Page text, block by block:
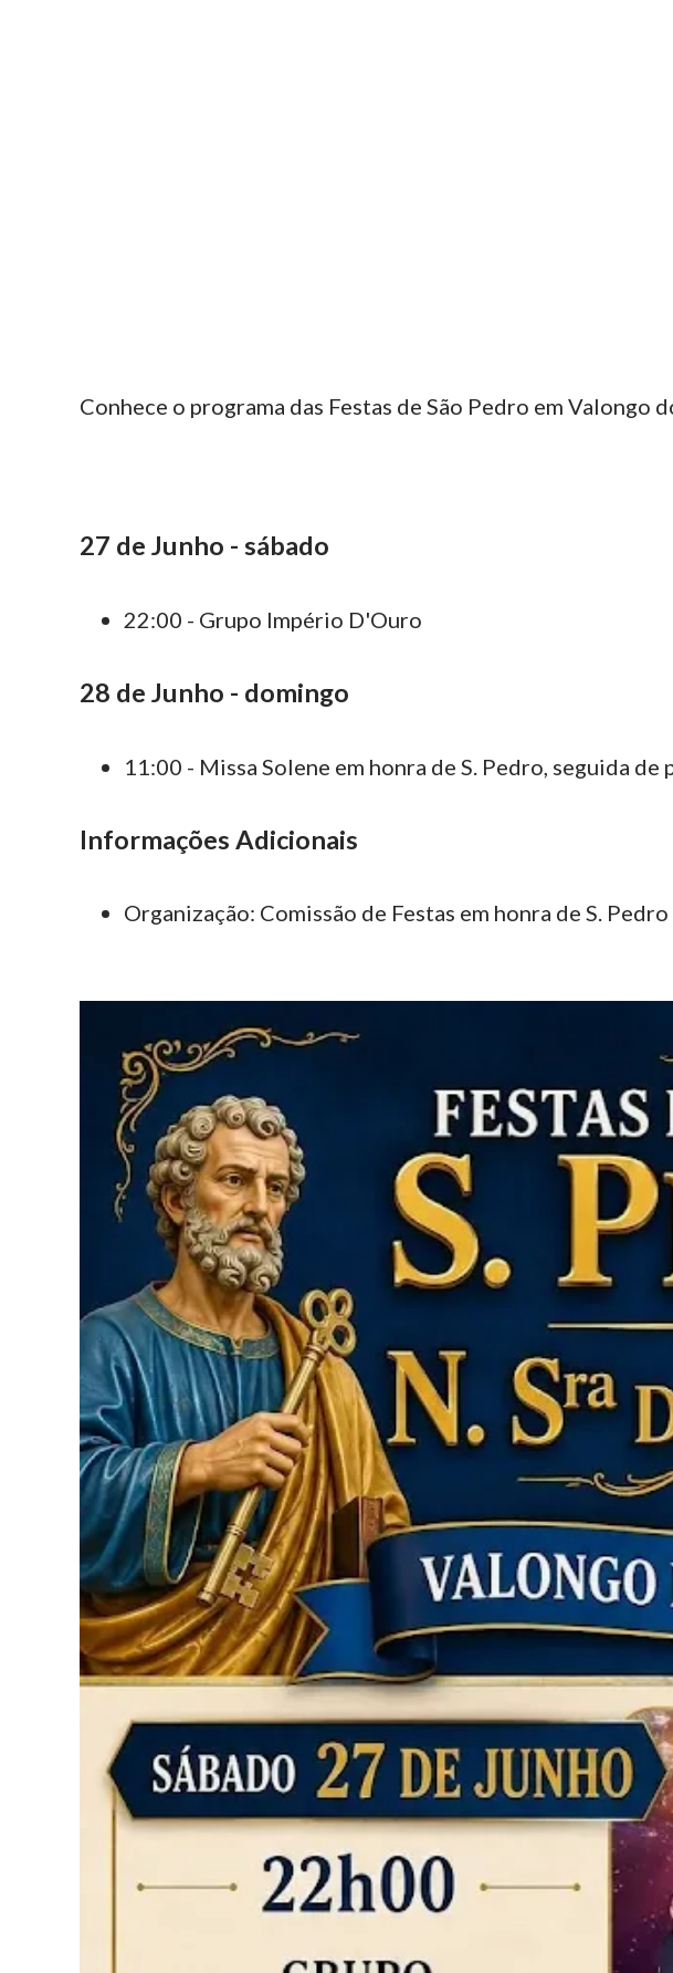
Conhece o programa das Festas de São Pedro em Valongo
27 de Junho - sábado
22:00 - Grupo Império D'Ouro
28 de Junho - domingo
11:00 - Missa Solene em honra de S. Pedro, seguida de
Informações Adicionais
Organização: Comissão de Festas em honra de S. Pedro